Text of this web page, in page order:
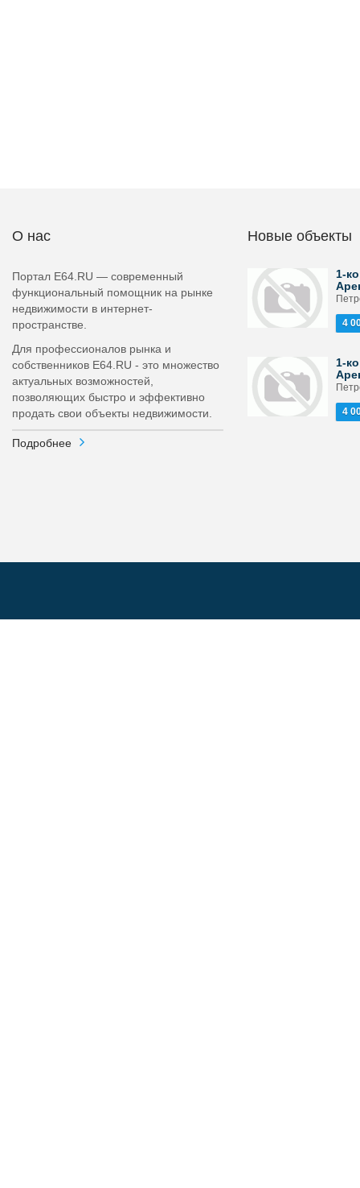
О нас
Портал E64.RU — современный
функциональный помощник на рынке
недвижимости в интернет-
пространстве.
Для профессионалов рынка и
собственников E64.RU - это множество
актуальных возможностей,
позволяющих быстро и эффективно
продать свои объекты недвижимости.
Подробнее
Новые объекты
1-
4
1-
4